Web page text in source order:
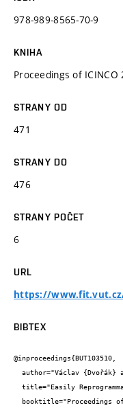
978-989-8565-70-9
KNIHA
Proceedings of ICINCO
STRANY OD
471
STRANY DO
476
STRANY POČET
6
URL
https://
BIBTEX
@inproceedings{BUT103510,